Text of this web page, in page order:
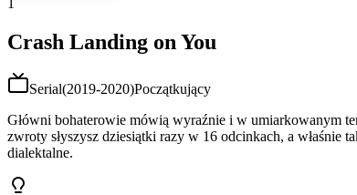
Crash Landing on You
Serial(2019-2020)Początkujący
Główni bohaterowie mówią wyraźnie i w umiarkowanym
zwroty słyszysz dziesiątki razy w 16 odcinkach, a właśnie
dialektalne.